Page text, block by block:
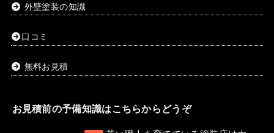
外壁塗装の知識
口コミ
無料お見積
お見積前の予備知識はこちらからどうぞ